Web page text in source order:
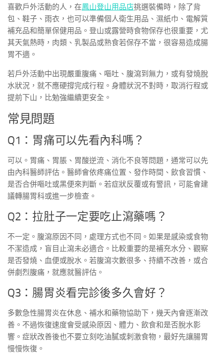
喜歡戶外活動的人，在鳳山登山用品店挑選裝備時，除了背
包、鞋子、雨衣，也可以準備個人衛生用品、濕紙巾、電解質
補充品和簡單保健用品。登山或露營時食物保存也很重要，尤
其天氣熱時，肉類、乳製品或熟食若保存不當，很容易造成腸
胃不適。
若戶外活動中出現嚴重腹痛、嘔吐、腹瀉到無力，或有發燒脫
水狀況，就不應硬撐完成行程。身體狀況不對時，取消行程或
提前下山，比勉強繼續更安全。
常見問題
Q1：胃痛可以先看內科嗎？
可以。胃痛、胃脹、胃酸逆流、消化不良等問題，通常可以先
由內科醫師評估。醫師會依疼痛位置、發作時間、飲食習慣、
是否合併嘔吐或黑便來判斷。若症狀反覆或有警訊，可能會建
議轉腸胃科或進一步檢查。
Q2：拉肚子一定要吃止瀉藥嗎？
不一定。腹瀉原因不同，處理方式也不同。如果是感染或食物
不潔造成，盲目止瀉未必適合。比較重要的是補充水分、觀察
是否發燒、血便或脫水。若腹瀉次數很多、持續不改善，或合
併劇烈腹痛，就應就醫評估。
Q3：腸胃炎看完診後多久會好？
多數急性腸胃炎在休息、補水和藥物協助下，幾天內會逐漸改
善。不過恢復速度會受感染原因、體力、飲食和是否脫水影
響。症狀改善後也不要立刻吃油膩或刺激食物，最好先讓腸胃
慢慢恢復。